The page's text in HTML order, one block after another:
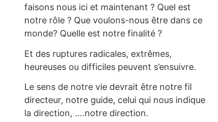
faisons nous ici et maintenant ? Quel est
notre rôle ? Que voulons-nous être dans ce
monde? Quelle est notre finalité ?
Et des ruptures radicales, extrêmes,
heureuses ou difficiles peuvent s’ensuivre.
Le sens de notre vie devrait être notre fil
directeur, notre guide, celui qui nous indique
la direction, ….notre direction.